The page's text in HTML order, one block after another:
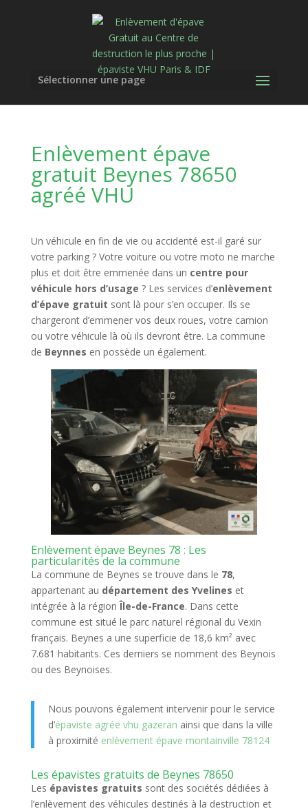
Sélectionner une page
Enlèvement épave
gratuit Beynes 78650
agréé VHU
Un véhicule en fin de vie ou accidenté est-il garé sur
votre parking ? Votre voiture ou votre moto ne marche
plus et doit être emmenée dans un centre pour
véhicule hors d’usage ? Les services d’enlèvement
d’épave gratuit sont là pour s’en occuper. Ils se
chargeront d’emmener vos deux roues, votre camion
ou votre véhicule là où ils devront être. La commune
de Beynnes en possède un également.
Enlèvement épave Beynes 78 : Les
particularités de la commune
La commune de Beynes se trouve dans le 78,
appartenant au département des Yvelines et
intégrée à la régionÎle-de-France. Dans cette
commune est situé le parc naturel régional du Vexin
français. Beynes a une superficie de 18,6 km² avec
7.681 habitants. Ces derniers se nomment des Beynois
ou des Beynoises.
Nous pouvons également intervenir pour le service
d’épaviste agrée vhu gazeran ainsi que dans la ville
à proximité enlèvement épave montainville 78124
Les épavistes gratuits de Beynes 78650
Les épavistes gratuits sont des sociétés dédiées à
l’enlèvement des véhicules destinés à la destruction et